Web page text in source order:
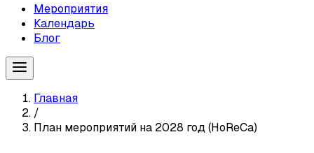
Мероприятия
Календарь
Блог
Главная
/
План мероприятий на 2028 год (HoReCa)